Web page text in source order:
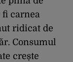
fi carnea
ridicat de
Consumul
crește